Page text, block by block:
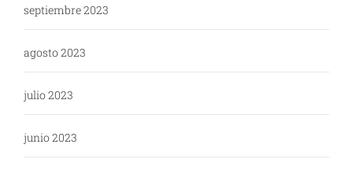
septiembre 2023
agosto 2023
julio 2023
junio 2023